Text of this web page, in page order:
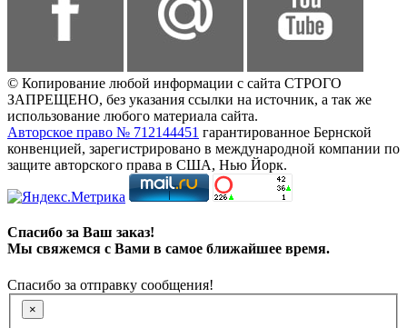
© Копирование любой информации с сайта СТРОГО
ЗАПРЕЩЕНО, без указания ссылки на источник, а так же
использование любого материала сайта.
Авторское право № 712144451 гарантированное Бернской
конвенцией, зарегистрировано в международной компании по
защите авторского права в США, Нью Йорк.
Спасибо за Ваш заказ!
Мы свяжемся с Вами в самое ближайшее время.
Спасибо за отправку сообщения!
×